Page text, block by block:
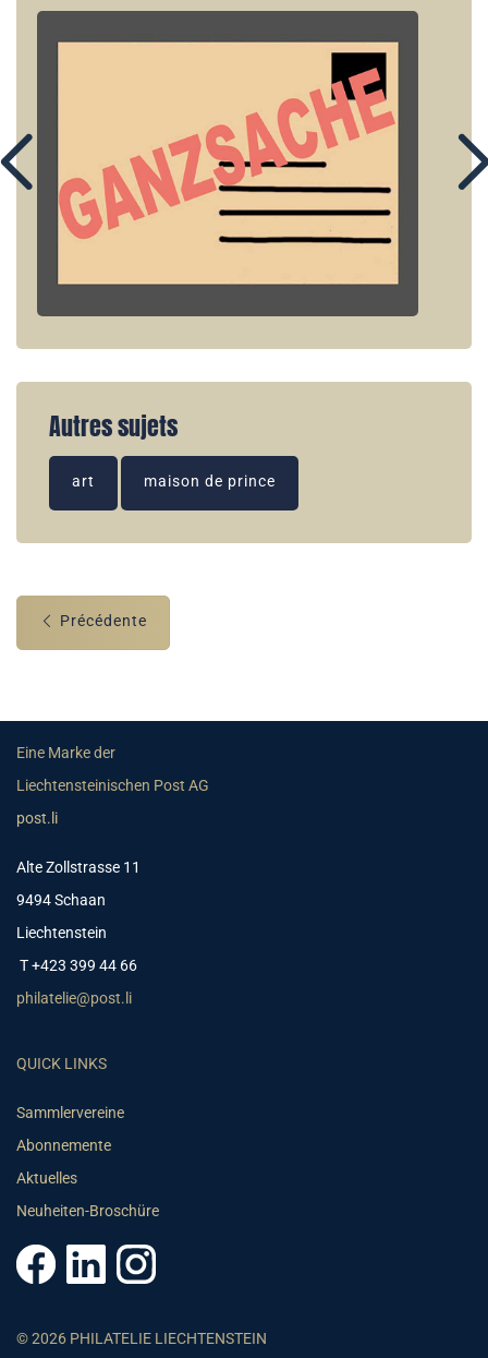
Autres sujets
art maison de prince
Précédente
Eine Marke der
Liechtensteinischen Post AG
post.li
Alte Zollstrasse 11
9494 Schaan
Liechtenstein
T +423 399 44 66
philatelie@post.li
QUICK LINKS
Sammlervereine
Abonnemente
Aktuelles
Neuheiten-Broschüre
© 2026 PHILATELIE LIECHTENSTEIN